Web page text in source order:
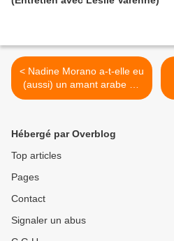
< Nadine Morano a-t-elle eu
(aussi) un amant arabe ou
tchadien ?
Hébergé par Overblog
Top articles
Pages
Contact
Signaler un abus